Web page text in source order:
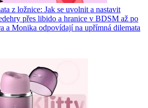
z ložnice: Jak se uvolnit a nastavit
přes libido a hranice v BDSM až po
a Monika odpovídají na upřímná dilemata